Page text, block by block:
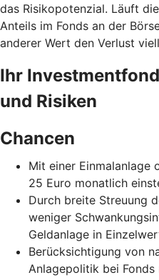
das Risikopotenzial. Läuft
Anteils im Fonds an der
anderer Wert den Verlust
Ihr
und Risiken
Chancen
Mit einer Einmalanlage
25 Euro monatlich
Durch breite Streuung
weniger
Geldanlage in
Berücksichtigung von
Anlagepolitik bei